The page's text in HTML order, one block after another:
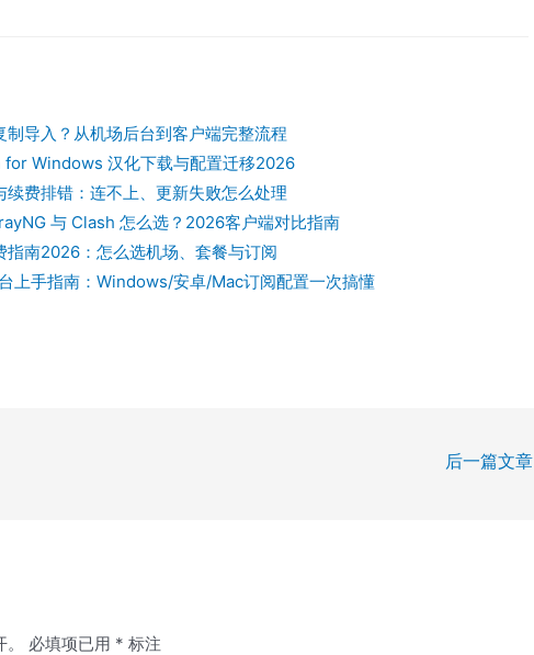
导入？从机场后台到客户端完整流程
Windows 汉化下载与配置迁移2026
费排错：连不上、更新失败怎么处理
与 Clash 怎么选？2026客户端对比指南
指南2026：怎么选机场、套餐与订阅
上手指南：Windows/安卓/Mac订阅配置一次搞懂
后一篇文章
必填项已用 * 标注